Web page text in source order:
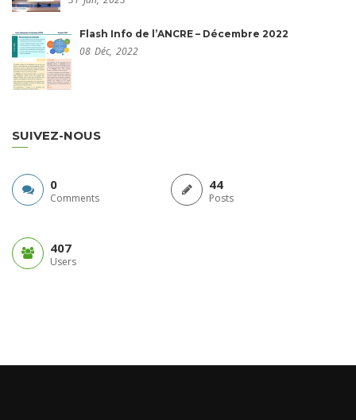
Flash Info de l’ANCRE – Décembre 2022
08 Déc, 2022
SUIVEZ-NOUS
0
Comments
44
Posts
407
Users